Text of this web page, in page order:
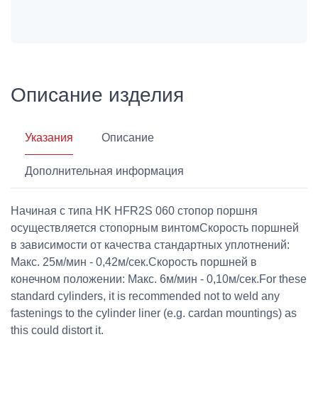
Описание изделия
Указания Описание
Дополнительная информация
Начиная с типа HK HFR2S 060 стопор поршня
осуществляется стопорным винтомСкорость поршней
в зависимости от качества стандартных уплотнений:
Макс. 25м/мин - 0,42м/сек.Скорость поршней в
конечном положении: Макс. 6м/мин - 0,10м/сек.For these
standard cylinders, it is recommended not to weld any
fastenings to the cylinder liner (e.g. cardan mountings) as
this could distort it.